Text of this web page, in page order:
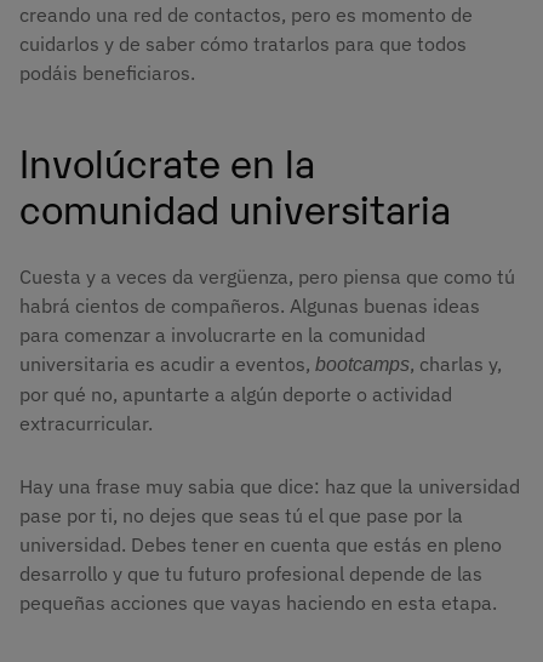
creando una red de contactos, pero es momento de
cuidarlos y de saber cómo tratarlos para que todos
podáis beneficiaros.
Involúcrate en la
comunidad universitaria
Cuesta y a veces da vergüenza, pero piensa que como tú
habrá cientos de compañeros. Algunas buenas ideas
para comenzar a involucrarte en la comunidad
universitaria es acudir a eventos, bootcamps, charlas y,
por qué no, apuntarte a algún deporte o actividad
extracurricular.
Hay una frase muy sabia que dice: haz que la universidad
pase por ti, no dejes que seas tú el que pase por la
universidad. Debes tener en cuenta que estás en pleno
desarrollo y que tu futuro profesional depende de las
pequeñas acciones que vayas haciendo en esta etapa.